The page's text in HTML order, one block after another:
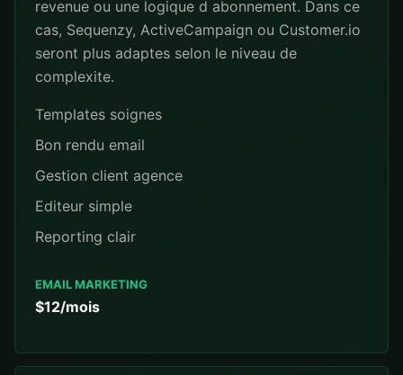
revenue ou une logique d abonnement. Dans ce
cas, Sequenzy, ActiveCampaign ou Customer.io
seront plus adaptes selon le niveau de
complexite.
Templates soignes
Bon rendu email
Gestion client agence
Editeur simple
Reporting clair
EMAIL MARKETING
$12/mois